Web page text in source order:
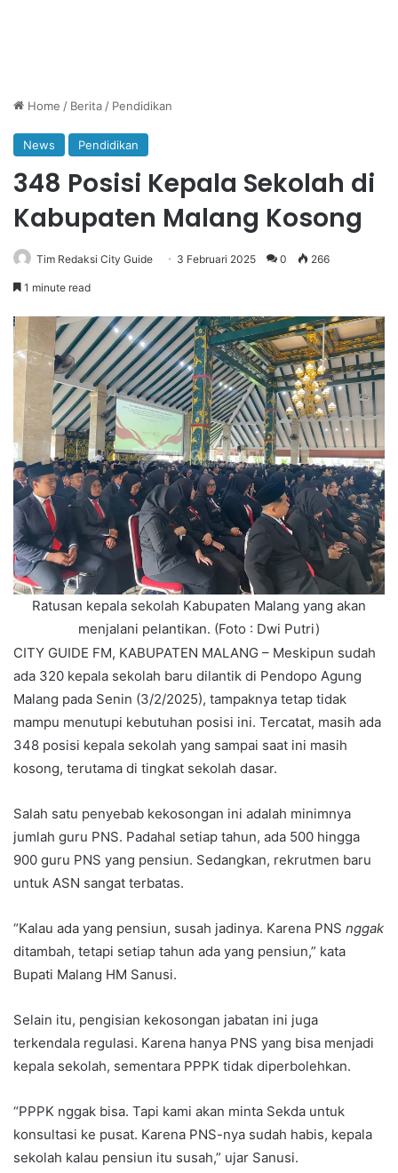
Home / Berita / Pendidikan
News Pendidikan
348 Posisi Kepala Sekolah di
Kabupaten Malang Kosong
Tim Redaksi City Guide 3 Februari 2025 0 266
1 minute read
Ratusan kepala sekolah Kabupaten Malang yang akan
menjalani pelantikan. (Foto : Dwi Putri)
CITY GUIDE FM, KABUPATEN MALANG – Meskipun sudah
ada 320 kepala sekolah baru dilantik di Pendopo Agung
Malang pada Senin (3/2/2025), tampaknya tetap tidak
mampu menutupi kebutuhan posisi ini. Tercatat, masih ada
348 posisi kepala sekolah yang sampai saat ini masih
kosong, terutama di tingkat sekolah dasar.
Salah satu penyebab kekosongan ini adalah minimnya
jumlah guru PNS. Padahal setiap tahun, ada 500 hingga
900 guru PNS yang pensiun. Sedangkan, rekrutmen baru
untuk ASN sangat terbatas.
“Kalau ada yang pensiun, susah jadinya. Karena PNS nggak
ditambah, tetapi setiap tahun ada yang pensiun,” kata
Bupati Malang HM Sanusi.
Selain itu, pengisian kekosongan jabatan ini juga
terkendala regulasi. Karena hanya PNS yang bisa menjadi
kepala sekolah, sementara PPPK tidak diperbolehkan.
“PPPK nggak bisa. Tapi kami akan minta Sekda untuk
konsultasi ke pusat. Karena PNS-nya sudah habis, kepala
sekolah kalau pensiun itu susah,” ujar Sanusi.